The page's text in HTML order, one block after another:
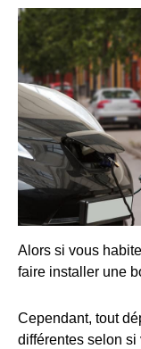
Alors si vous
faire installer une
Cependant, tout
différentes selon